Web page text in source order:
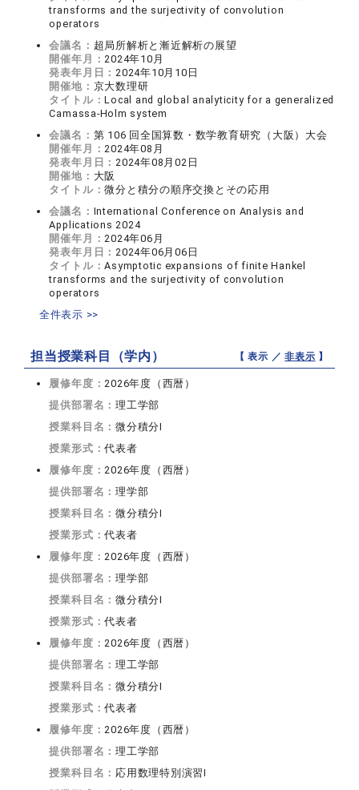
transforms and the surjectivity of convolution
operators
会議名： 超局所解析と漸近解析の展望
開催年月：2024年10月
発表年月日：2024年10月10日
開催地： 京大数理研
タイトル：Local and global analyticity for a generalized
Camassa-Holm system
会議名： 第 106 回全国算数・数学教育研究（大阪）大会
開催年月：2024年08月
発表年月日：2024年08月02日
開催地： 大阪
タイトル：微分と積分の順序交換とその応用
会議名： International Conference on Analysis and
Applications 2024
開催年月：2024年06月
発表年月日：2024年06月06日
タイトル：Asymptotic expansions of finite Hankel
transforms and the surjectivity of convolution
operators
全件表示 >>
担当授業科目（学内） 【 表示 ／非表示 】
履修年度：2026年度（西暦）
提供部署名：理工学部
授業科目名：微分積分I
授業形式：代表者
履修年度：2026年度（西暦）
提供部署名：理学部
授業科目名：微分積分I
授業形式：代表者
履修年度：2026年度（西暦）
提供部署名：理学部
授業科目名：微分積分I
授業形式：代表者
履修年度：2026年度（西暦）
提供部署名：理工学部
授業科目名：微分積分I
授業形式：代表者
履修年度：2026年度（西暦）
提供部署名：理工学部
授業科目名： 応用数理特別演習I